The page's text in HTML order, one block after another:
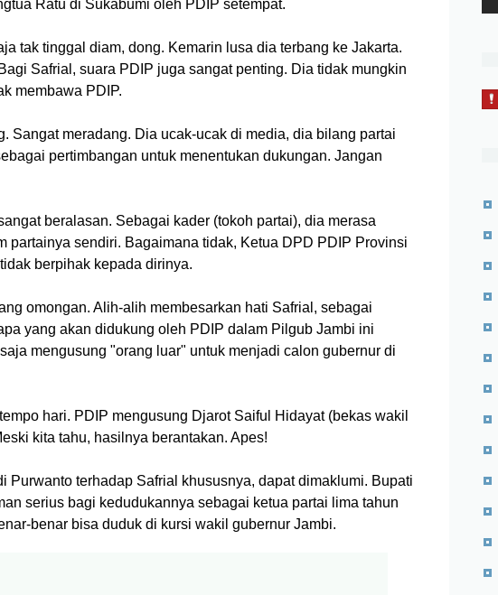
Ratu di Sukabumi oleh PDIP setempat.
tak tinggal diam, dong. Kemarin lusa dia terbang ke Jakarta.
Safrial, suara PDIP juga sangat penting. Dia tidak mungkin
membawa PDIP.
Sangat meradang. Dia ucak-ucak di media, dia bilang partai
pertimbangan untuk menentukan dukungan. Jangan
beralasan. Sebagai kader (tokoh partai), dia merasa
partainya sendiri. Bagaimana tidak, Ketua DPD PDIP Provinsi
berpihak kepada dirinya.
omongan. Alih-alih membesarkan hati Safrial, sebagai
yang akan didukung oleh PDIP dalam Pilgub Jambi ini
mengusung "orang luar" untuk menjadi calon gubernur di
hari. PDIP mengusung Djarot Saiful Hidayat (bekas wakil
kita tahu, hasilnya berantakan. Apes!
Purwanto terhadap Safrial khususnya, dapat dimaklumi. Bupati
serius bagi kedudukannya sebagai ketua partai lima tahun
benar bisa duduk di kursi wakil gubernur Jambi.